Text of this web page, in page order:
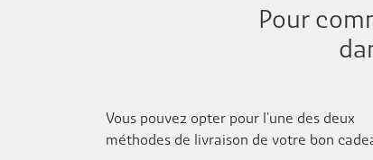
Pour
Vous pouvez opter pour l'une des deux
méthodes de livraison de votre bon